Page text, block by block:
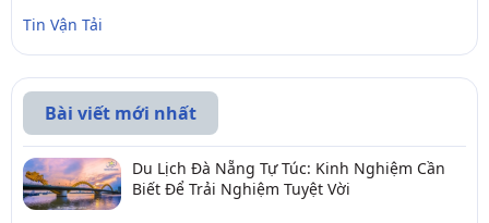
Tin Vận Tải
Bài viết mới nhất
Du Lịch Đà Nẵng Tự Túc: Kinh Nghiệm Cần
Biết Để Trải Nghiệm Tuyệt Vời